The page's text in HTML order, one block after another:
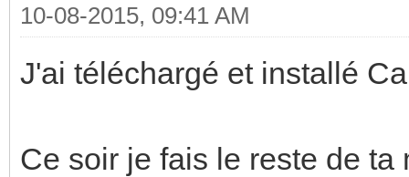
10-08-2015, 09:41 AM
J'ai téléchargé et installé
Ce soir je fais le reste de ta